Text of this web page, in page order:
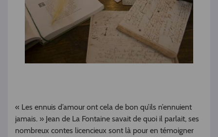
« Les ennuis d’amour ont cela de bon qu’ils n’ennuient
jamais. » Jean de La Fontaine savait de quoi il parlait, ses
nombreux contes licencieux sont là pour en témoigner